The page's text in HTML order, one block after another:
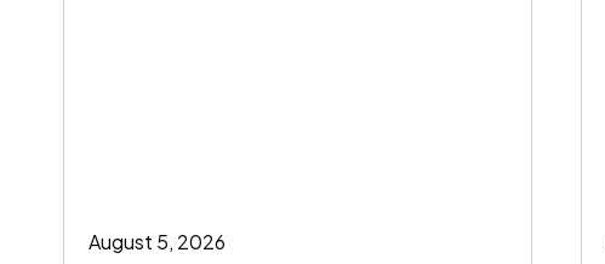
August 5, 2026